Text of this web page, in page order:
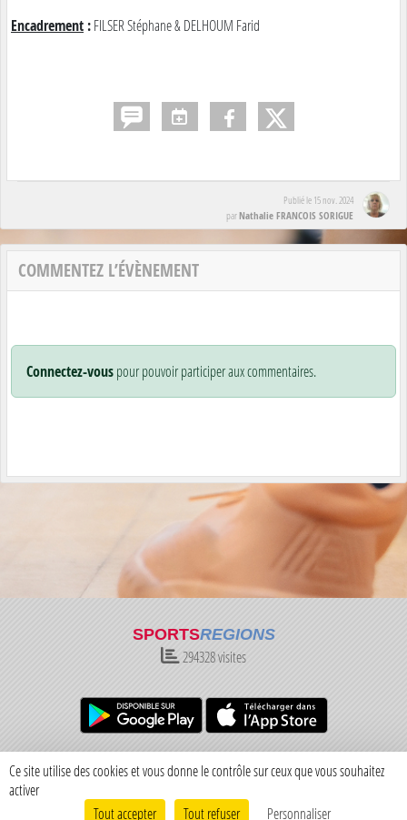
Encadrement :FILSER Stéphane & DELHOUM Farid
Publié le 15 nov. 2024
parNathalie FRANCOIS SORIGUE
COMMENTEZ L’ÉVÈNEMENT
Connectez-vouspour pouvoir participer aux commentaires.
SPORTSREGIONS
294328visites
Informations légales Signaler un contenu inapproprié
Envie de participer ?
Connexion
Ce site utilise des cookies et vous donne le contrôle sur ceux que vous souhaitez
activer
Tout accepter
Tout refuser Personnaliser